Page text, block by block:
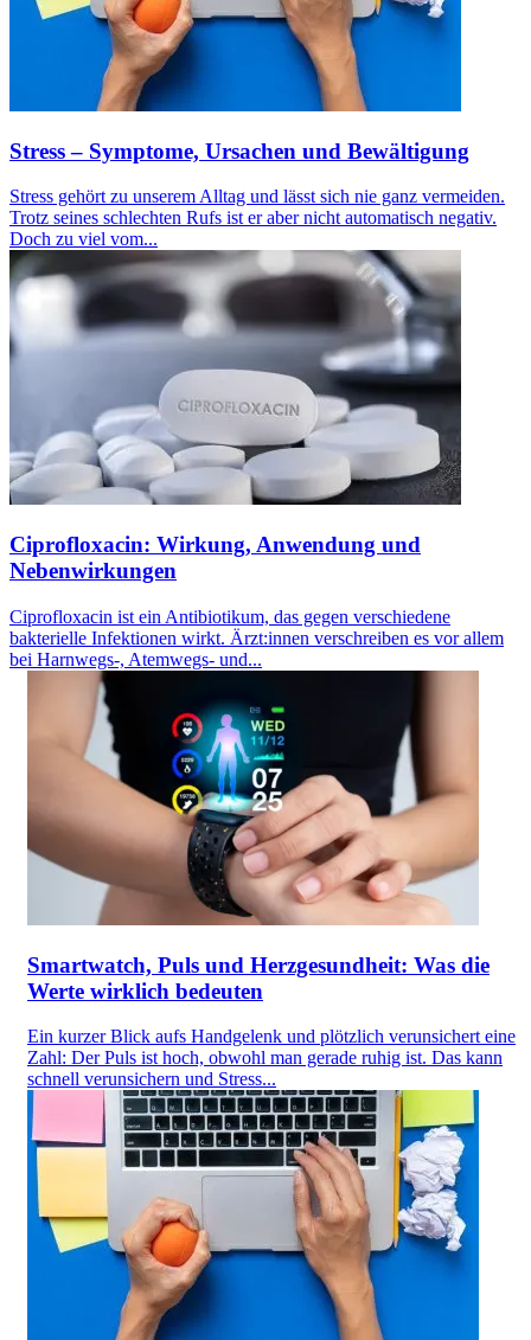
Stress – Symptome, Ursachen und Bewältigung
Stress gehört zu unserem Alltag und lässt sich nie ganz vermeiden.
Trotz seines schlechten Rufs ist er aber nicht automatisch negativ.
Doch zu viel vom...
Ciprofloxacin: Wirkung, Anwendung und
Nebenwirkungen
Ciprofloxacin ist ein Antibiotikum, das gegen verschiedene
bakterielle Infektionen wirkt. Ärzt:innen verschreiben es vor allem
bei Harnwegs-, Atemwegs- und...
Smartwatch, Puls und Herzgesundheit: Was die
Werte wirklich bedeuten
Ein kurzer Blick aufs Handgelenk und plötzlich verunsichert eine
Zahl: Der Puls ist hoch, obwohl man gerade ruhig ist. Das kann
schnell verunsichern und Stress...